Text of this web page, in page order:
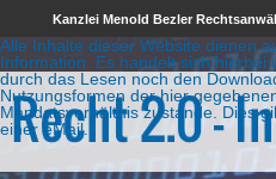
Kanzlei Menold Bezler
Alle Inhalte dieser Website dienen
Information. Es handelt sich
durch das Lesen noch den
Nutzungsformen der hier
Mandatsverhältnis zustande. Dies
einer eMail.